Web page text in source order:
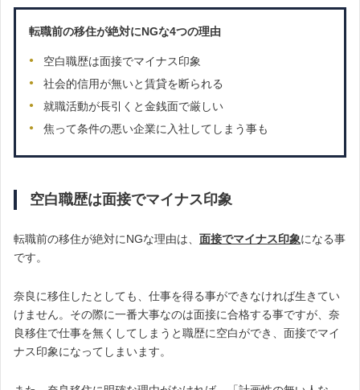
転職前の移住が絶対にNGな4つの理由
空白職歴は面接でマイナス印象
社会的信用が無いと賃貸を断られる
就職活動が長引くと金銭面で厳しい
焦って条件の悪い企業に入社してしまう事も
空白職歴は面接でマイナス印象
転職前の移住が絶対にNGな理由は、 面接でマイナス印象になる事
です。
奈良に移住したとしても、仕事を得る事ができなければ生きてい
けません。その際に一番大事なのは面接に合格する事ですが、奈
良移住で仕事を無くしてしまうと職歴に空白ができ、面接でマイ
ナス印象になってしまいます。